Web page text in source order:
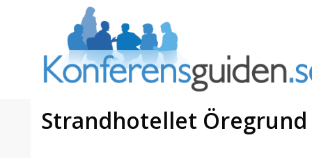
Strandhotellet Öregrund